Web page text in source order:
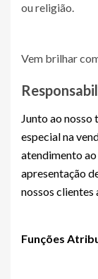
ou religião.
Vem brilhar
Junto ao nosso
especial na
atendimento
apresentação
nossos clientes
Funções